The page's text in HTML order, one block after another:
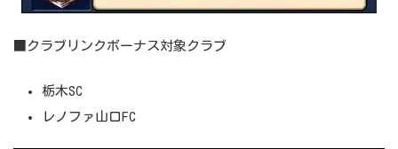
■クラブリンクボーナス対象クラブ
栃木SC
レノファ山口FC